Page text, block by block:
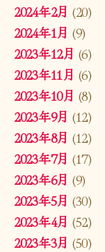
2024年2月 (20)
2024年1月 (9)
2023年12月 (6)
2023年11月 (6)
2023年10月 (8)
2023年9月 (12)
2023年8月 (12)
2023年7月 (17)
2023年6月 (9)
2023年5月 (30)
2023年4月 (52)
2023年3月 (50)